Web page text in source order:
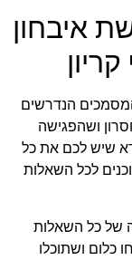
איבחון
הנדרשים
ושהפגישה
שיש לכם את כל
לכל השאלות
של כל השאלות
כלום ושתוכלו